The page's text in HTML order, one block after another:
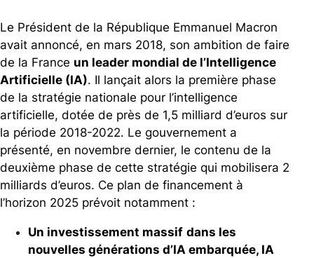
Le Président de la République Emmanuel Macron
avait annoncé, en mars 2018, son ambition de faire
de la France un leader mondial de l’Intelligence
Artificielle (IA). Il lançait alors la première phase
de la stratégie nationale pour l’intelligence
artificielle, dotée de près de 1,5 milliard d’euros sur
la période 2018-2022. Le gouvernement a
présenté, en novembre dernier, le contenu de la
deuxième phase de cette stratégie qui mobilisera 2
milliards d’euros. Ce plan de financement à
l’horizon 2025 prévoit notamment :
Un investissement massif dans les
nouvelles générations d’IA embarquée, IA